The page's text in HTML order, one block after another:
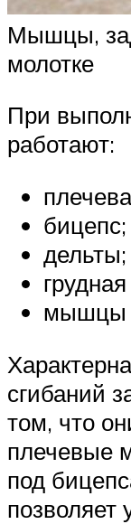
Мышцы,
молотке
При
работают:
бицепс;
дельты;
мышцы
сгибаний
том, что
плечевые
под
позволяет